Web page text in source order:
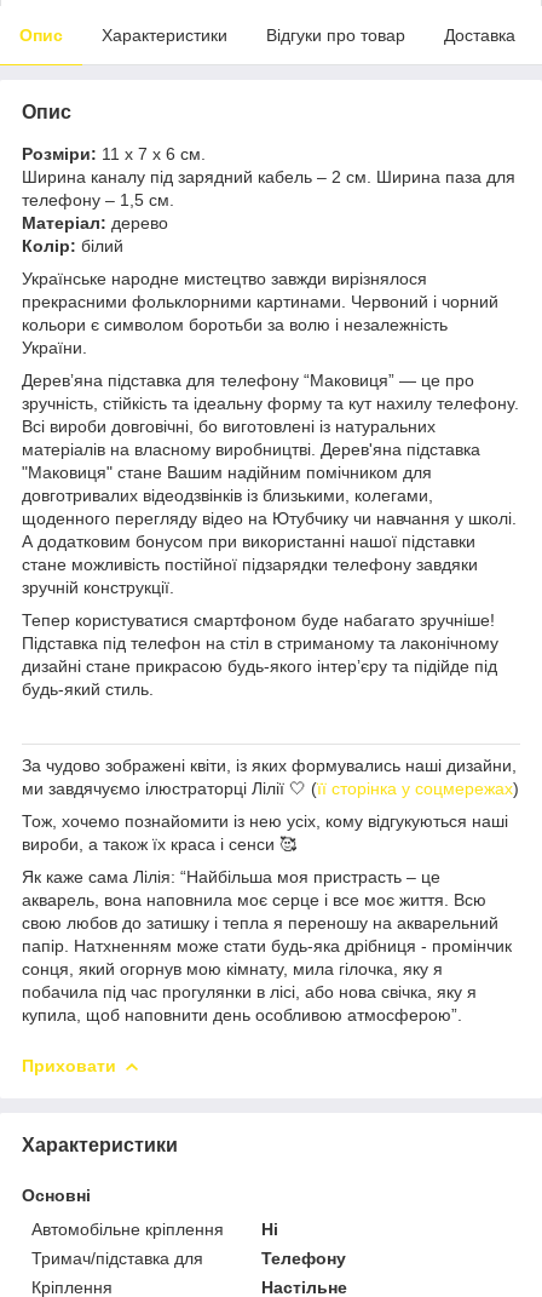
Опис Характеристики Відгуки про товар Доставка
Опис
Розміри: 11 х 7 х 6 см.
Ширина каналу під зарядний кабель – 2 см. Ширина паза для
телефону – 1,5 см.
Матеріал: дерево
Колір: білий
Українське народне мистецтво завжди вирізнялося
прекрасними фольклорними картинами. Червоний і чорний
кольори є символом боротьби за волю і незалежність
України.
Деревʼяна підставка для телефону “Маковиця” — це про
зручність, стійкість та ідеальну форму та кут нахилу телефону.
Всі вироби довговічні, бо виготовлені із натуральних
матеріалів на власному виробництві. Дерев'яна підставка
"Маковиця" стане Вашим надійним помічником для
довготривалих відеодзвінків із близькими, колегами,
щоденного перегляду відео на Ютубчику чи навчання у школі.
А додатковим бонусом при використанні нашої підставки
стане можливість постійної підзарядки телефону завдяки
зручній конструкції.
Тепер користуватися смартфоном буде набагато зручніше!
Підставка під телефон на стіл в стриманому та лаконічному
дизайні стане прикрасою будь-якого інтерʼєру та підійде під
будь-який стиль.
За чудово зображені квіти, із яких формувались наші дизайни,
ми завдячуємо ілюстраторці Лілії 🤍 (її сторінка у соцмережах)
Тож, хочемо познайомити із нею усіх, кому відгукуються наші
вироби, а також їх краса і сенси 🥰
Як каже сама Лілія: “Найбільша моя пристрасть – це
акварель, вона наповнила моє серце і все моє життя. Всю
свою любов до затишку і тепла я переношу на акварельний
папір. Натхненням може стати будь-яка дрібниця - промінчик
сонця, який огорнув мою кімнату, мила гілочка, яку я
побачила під час прогулянки в лісі, або нова свічка, яку я
купила, щоб наповнити день особливою атмосферою”.
Приховати
Характеристики
Основні
Автомобільне кріплення
Ні
Тримач/підставка для
Телефону
Кріплення
Настільне